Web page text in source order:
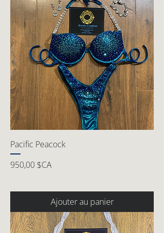
Pacific Peacock
Prix
950,00 $CA
Ajouter au panier